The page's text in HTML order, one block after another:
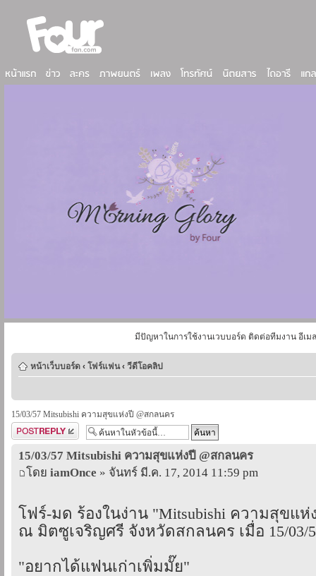
มีปัญหาในการใช้งานเวบบอร์ด ติดต่อทีมงาน อีเม
หน้าเว็บบอร์ด ‹ โฟร์แฟน ‹ วีดีโอคลิป
15/03/57 Mitsubishi ความสุขแห่งปี @สกลนคร
ตอบกระทู้
15/03/57 Mitsubishi ความสุขแห่งปี @สกลนคร
โดย iamOnce » จันทร์ มี.ค. 17, 2014 11:59 pm
โฟร์-มด ร้องในง่าน "Mitsubishi ความสุขแห่
ณ มิตซูเจริญศรี จังหวัดสกลนคร เมื่อ 15/03/
"อยากได้แฟนเก่าเพิ่มมั๊ย"